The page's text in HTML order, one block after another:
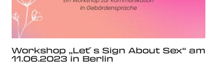
Workshop „Let´s Sign About Sex“ am
11.06.2023 in Berlin